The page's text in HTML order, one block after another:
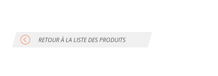
RETOUR À LA LISTE DES PRODUITS